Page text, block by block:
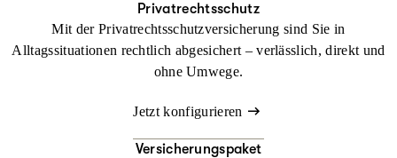
Privatrechtsschutz
Mit der Privatrechtsschutzversicherung sind Sie in
Alltagssituationen rechtlich abgesichert – verlässlich, direkt und
ohne Umwege.
Jetzt konfigurieren
Versicherungspaket